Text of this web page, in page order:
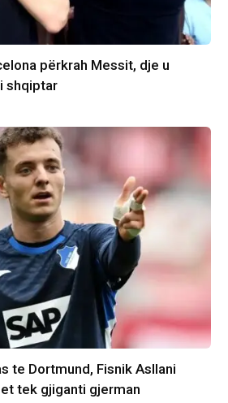
përkrah Messit, dje u
shqiptar
te Dortmund, Fisnik Asllani
tek gjiganti gjerman